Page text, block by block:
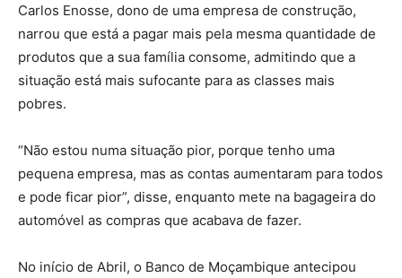
Carlos Enosse, dono de uma empresa de construção,
narrou que está a pagar mais pela mesma quantidade de
produtos que a sua família consome, admitindo que a
situação está mais sufocante para as classes mais
pobres.
“Não estou numa situação pior, porque tenho uma
pequena empresa, mas as contas aumentaram para todos
e pode ficar pior”, disse, enquanto mete na bagageira do
automóvel as compras que acabava de fazer.
No início de Abril, o Banco de Moçambique antecipou